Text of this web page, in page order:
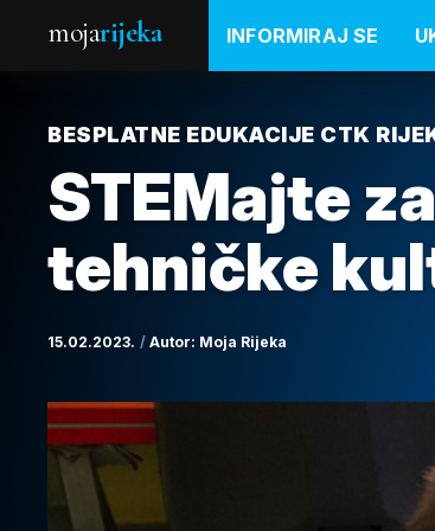
mojarijeka INFORMIRAJ SE
BESPLATNE EDUKACIJE CTK
STEMajte
tehničke
15.02.2023. Autor: Moja Rijeka